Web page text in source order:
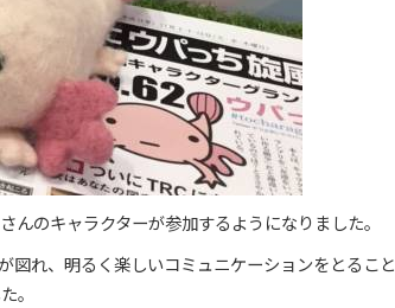
のキャラクターが参加するようになりました。
図れ、明るく楽しいコミュニケーションをとること
。